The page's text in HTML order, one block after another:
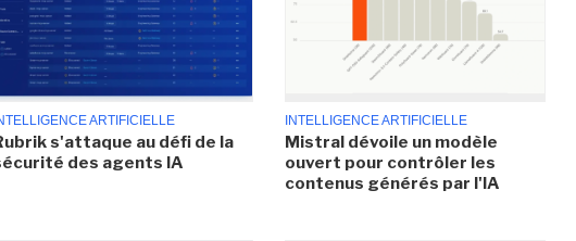
ARTIFICIELLE
s'attaque au défi de la
des agents IA
INTELLIGENCE ARTIFICIELLE
Mistral dévoile un modèle
ouvert pour contrôler les
contenus générés par l'IA